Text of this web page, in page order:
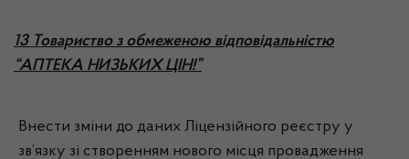
13 Товариство з обмеженою відповідальністю
“АПТЕКА НИЗЬКИХ ЦІН!”
Внести зміни до даних Ліцензійного реєстру у
зв’язку зі створенням нового місця провадження